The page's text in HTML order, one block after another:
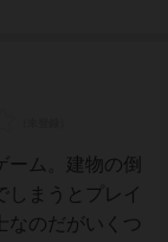
ム。建物の倒
しまうとプレイ
なのだがいくつ